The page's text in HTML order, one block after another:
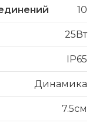
10
25Вт
IP65
Динамика
7.5см